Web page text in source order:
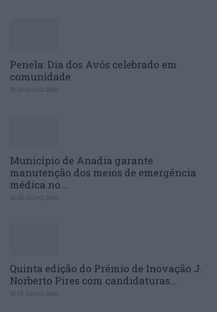
Penela: Dia dos Avós celebrado em
comunidade
30 DE JULHO, 2026
Município de Anadia garante
manutenção dos meios de emergência
médica no...
30 DE JULHO, 2026
Quinta edição do Prémio de Inovação J.
Norberto Pires com candidaturas...
30 DE JULHO, 2026